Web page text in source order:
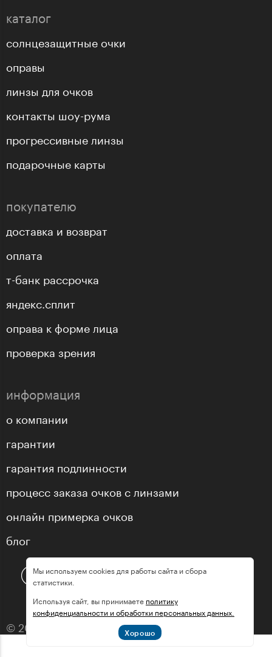
каталог
солнцезащитные очки
оправы
линзы для очков
контакты шоу-рума
прогрессивные линзы
подарочные карты
покупателю
доставка и возврат
оплата
т-банк рассрочка
яндекс.сплит
оправа к форме лица
проверка зрения
информация
о компании
гарантии
гарантия подлинности
процесс заказа очков с линзами
онлайн примерка очков
блог
© 2013—2026 оптика «МастерГлассес»
Мы используем cookies для работы сайта и сбора
статистики.
Используя сайт, вы принимаете политику
конфиденциальности и обработки персональных данных.
Хорошо